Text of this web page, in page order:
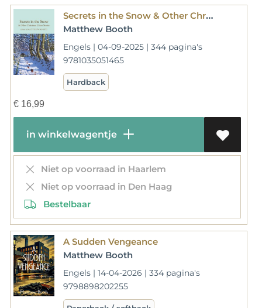
Secrets in the Snow & Other Christmas Crime Stories
Matthew Booth
Engels | 04-09-2025 | 344 pagina's
9781035051465
Hardback
€16,99
in winkelwagentje
Niet op voorraad in Haarlem
Niet op voorraad in Den Haag
Bestelbaar
A Sudden Vengeance
Matthew Booth
Engels | 14-04-2026 | 334 pagina's
9798898202255